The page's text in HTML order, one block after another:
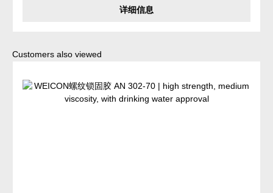
详细信息
Skip product gallery
Customers also viewed